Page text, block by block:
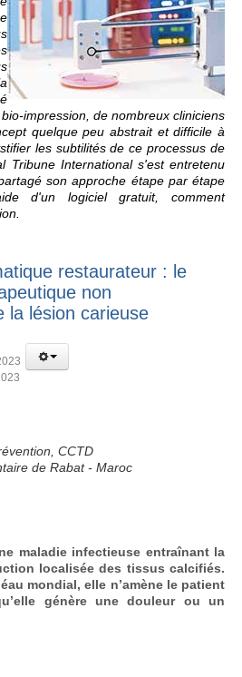
impression, de nombreux cliniciens
quelque peu abstrait et difficile à
les subtilités de ce processus de
Tribune International s'est entretenu
son approche étape par étape
d'un logiciel gratuit, comment
restaurateur : le
non
la lésion carieuse
CCTD
de Rabat - Maroc
maladie infectieuse entraînant la
localisée des tissus calcifiés.
mondial, elle n’amène le patient
génère une douleur ou un